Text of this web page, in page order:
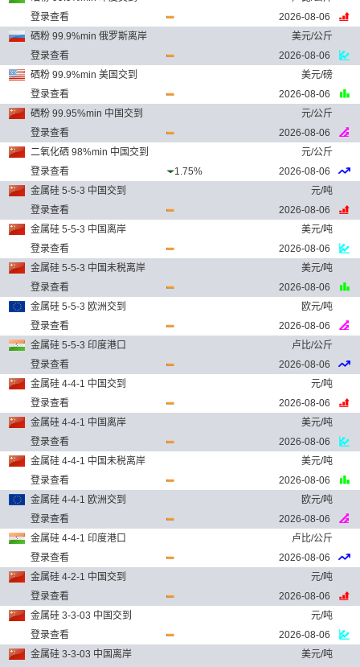
登录查看
2026-08-06
硒粉 99.9%min 俄罗斯离岸
美元/公斤
登录查看
2026-08-06
硒粉 99.9%min 美国交到
美元/磅
登录查看
2026-08-06
硒粉 99.95%min 中国交到
元/公斤
登录查看
2026-08-06
二氧化硒 98%min 中国交到
元/公斤
登录查看
1.75%
2026-08-06
金属硅 5-5-3 中国交到
元/吨
登录查看
2026-08-06
金属硅 5-5-3 中国离岸
美元/吨
登录查看
2026-08-06
金属硅 5-5-3 中国未税离岸
美元/吨
登录查看
2026-08-06
金属硅 5-5-3 欧洲交到
欧元/吨
登录查看
2026-08-06
金属硅 5-5-3 印度港口
卢比/公斤
登录查看
2026-08-06
金属硅 4-4-1 中国交到
元/吨
登录查看
2026-08-06
金属硅 4-4-1 中国离岸
美元/吨
登录查看
2026-08-06
金属硅 4-4-1 中国未税离岸
美元/吨
登录查看
2026-08-06
金属硅 4-4-1 欧洲交到
欧元/吨
登录查看
2026-08-06
金属硅 4-4-1 印度港口
卢比/公斤
登录查看
2026-08-06
金属硅 4-2-1 中国交到
元/吨
登录查看
2026-08-06
金属硅 3-3-03 中国交到
元/吨
登录查看
2026-08-06
金属硅 3-3-03 中国离岸
美元/吨